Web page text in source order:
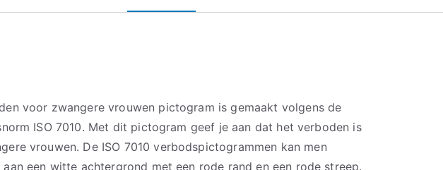
voor zwangere vrouwen pictogram is gemaakt volgens de
ISO 7010. Met dit pictogram geef je aan dat het verboden is
vrouwen. De ISO 7010 verbodspictogrammen kan men
aan een witte achtergrond met een rode rand en een rode streep.